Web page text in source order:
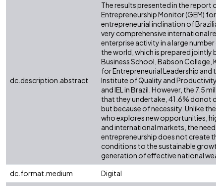
dc.description.abstract
The results presented in the report
Entrepreneurship Monitor (GEM) for
entrepreneurial inclination of
very comprehensive international
enterprise activity in a large number
the world, which is prepared jointly
Business School, Babson College,
for Entrepreneurial Leadership and
Institute of Quality and Productivity
and IEL in Brazil. However, the 7.5
that they undertake, 41.6% donot
but because of necessity. Unlike the
who explores new opportunities,
and international markets, the need
entrepreneurship does not create
conditions to the sustainable growth
generation of effective national
dc.format.medium
Digital